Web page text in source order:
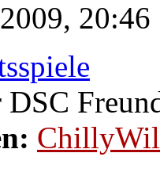
20:46